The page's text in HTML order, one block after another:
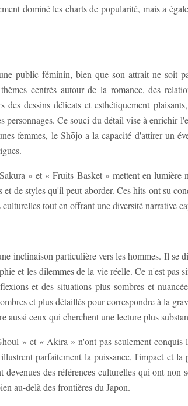
dominé les charts de popularité, mais a
public féminin, bien que son attrait ne soit
centrés autour de la romance, des
dessins délicats et esthétiquement
Ce souci du détail vise à enrichir
femmes, le Shōjo a la capacité d'attirer un
» et « Fruits Basket » mettent en lumière
de styles qu'il peut aborder. Ces hits ont su
tout en offrant une diversité narrative
inclinaison particulière vers les hommes. Il se
et les dilemmes de la vie réelle. Ce n'est pas
et des situations plus sombres et
et plus détaillés pour correspondre à la
ceux qui cherchent une lecture plus
» et « Akira » n'ont pas seulement conquis
parfaitement la puissance, l'impact et la
des références culturelles qui ont non
au-delà des frontières du Japon.